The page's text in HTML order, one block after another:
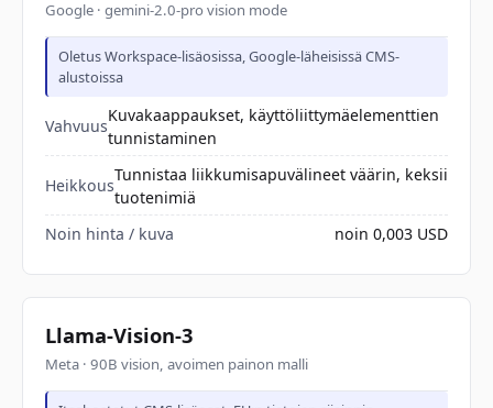
Google · gemini-2.0-pro vision mode
Oletus Workspace-lisäosissa, Google-läheisissä CMS-
alustoissa
Vahvuus
Kuvakaappaukset, käyttöliittymäelementtien
tunnistaminen
Heikkous
Tunnistaa liikkumisapuvälineet väärin, keksii
tuotenimiä
Noin hinta / kuva
noin 0,003 USD
Llama-Vision-3
Meta · 90B vision, avoimen painon malli